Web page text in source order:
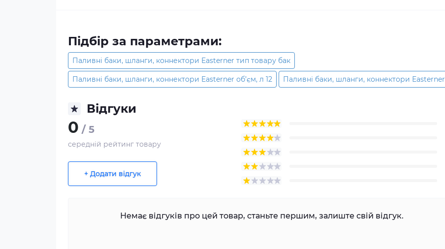
Підбір за параметрами:
Паливні баки, шланги, коннектори Easterner тип товару бак
Паливні баки, шланги, коннектори Easterner об’єм, л 12 Паливні баки, шланги, коннектори Easterner
Відгуки
0 / 5
середній рейтинг товару
+ Додати відгук
Немає відгуків про цей товар, станьте першим, залиште свій відгук.